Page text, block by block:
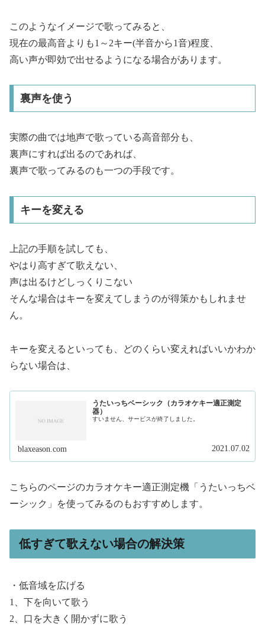
このようなイメージで歌ってみると、
現在の最高音よりも1～2キー(半音から1音)程度、
高い声が即効で出せるようになる場合があります。
裏声を使う
実際の曲では地声で歌っている高音部分も、
裏声にすれば出るのであれば、
裏声で歌ってみるのも一つの手段です。
キーを変える
上記の手順を試しても、
やはり高すぎて歌えない、
声は出るけどしっくりこない
そんな場合はキーを変えてしまうのが得策かもしれませ
ん。
キーを変えるといっても、どのくらい変えればいいかわか
らない場合は、
うたいっちベーシック（カラオケキー適正測定
器）
すいません、サービスが終了しました。
blaxeason.com 2021.07.02
こちらのページのカラオケキー適正測定機「うたいっちベ
ーシック」を使ってみるのもおすすめします。
低すぎて歌えない場合の解決策
・低音域を広げる
1、下を向いて歌う
2、口を大きく開かずに歌う